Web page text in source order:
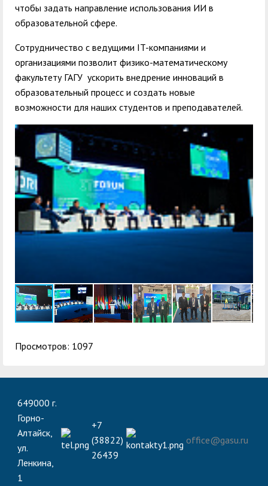
чтобы задать направление использования ИИ в
образовательной сфере.
Сотрудничество с ведущими IT-компаниями и
организациями позволит физико-математическому
факультету ГАГУ ускорить внедрение инноваций в
образовательный процесс и создать новые
возможности для наших студентов и преподавателей.
Просмотров: 1097
649000 г.
Горно-
Алтайск,
ул.
Ленкина,
1
+7
(38822)
26439
office@gasu.ru